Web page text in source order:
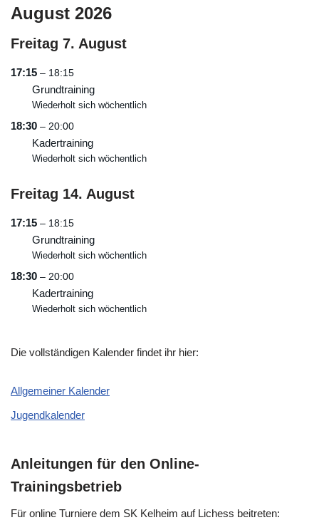
August 2026
Freitag 7. August
17:15 – 18:15
Grundtraining
Wiederholt sich wöchentlich
18:30 – 20:00
Kadertraining
Wiederholt sich wöchentlich
Freitag 14. August
17:15 – 18:15
Grundtraining
Wiederholt sich wöchentlich
18:30 – 20:00
Kadertraining
Wiederholt sich wöchentlich
Die vollständigen Kalender findet ihr hier:
Allgemeiner Kalender
Jugendkalender
Anleitungen für den Online-
Trainingsbetrieb
Für online Turniere dem SK Kelheim auf Lichess beitreten: